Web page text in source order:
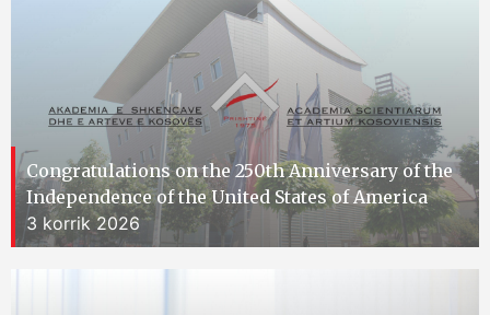
Congratulations on the 250th Anniversary of the
Independence of the United States of America
3 korrik 2026